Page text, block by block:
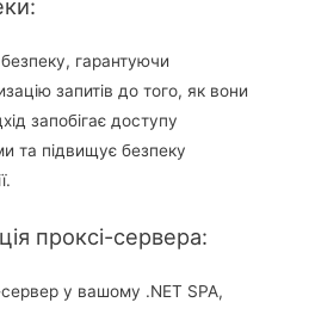
гарантуючи
запитів до того, як вони
запобігає доступу
та підвищує безпеку
проксі-сервера:
у вашому .NET SPA,